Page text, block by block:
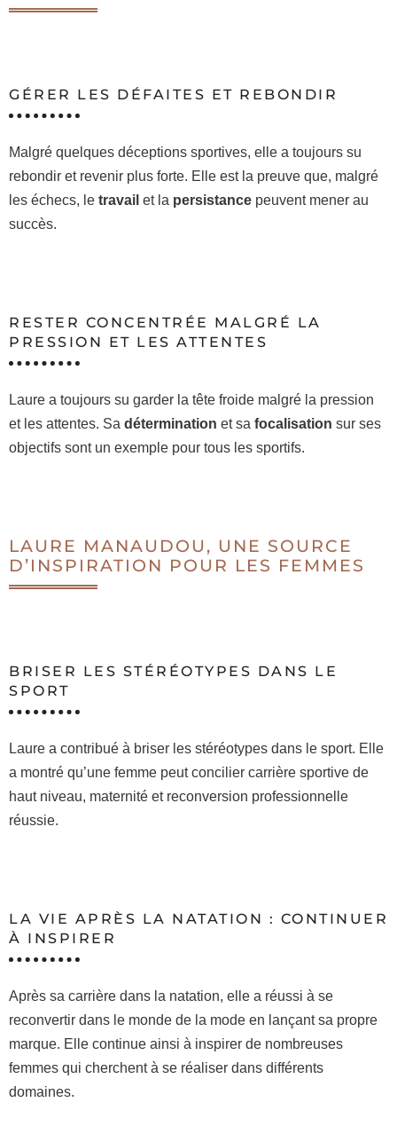
GÉRER LES DÉFAITES ET REBONDIR
Malgré quelques déceptions sportives, elle a toujours su
rebondir et revenir plus forte. Elle est la preuve que, malgré
les échecs, le travail et la persistance peuvent mener au
succès.
RESTER CONCENTRÉE MALGRÉ LA
PRESSION ET LES ATTENTES
Laure a toujours su garder la tête froide malgré la pression
et les attentes. Sa détermination et sa focalisation sur ses
objectifs sont un exemple pour tous les sportifs.
LAURE MANAUDOU, UNE SOURCE
D’INSPIRATION POUR LES FEMMES
BRISER LES STÉRÉOTYPES DANS LE
SPORT
Laure a contribué à briser les stéréotypes dans le sport. Elle
a montré qu’une femme peut concilier carrière sportive de
haut niveau, maternité et reconversion professionnelle
réussie.
LA VIE APRÈS LA NATATION : CONTINUER
À INSPIRER
Après sa carrière dans la natation, elle a réussi à se
reconvertir dans le monde de la mode en lançant sa propre
marque. Elle continue ainsi à inspirer de nombreuses
femmes qui cherchent à se réaliser dans différents
domaines.